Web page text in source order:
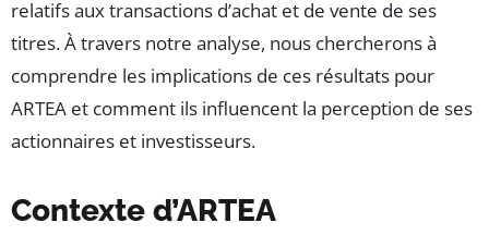
relatifs aux transactions d’achat et de vente de ses
titres. À travers notre analyse, nous chercherons à
comprendre les implications de ces résultats pour
ARTEA et comment ils influencent la perception de ses
actionnaires et investisseurs.
Contexte d’ARTEA